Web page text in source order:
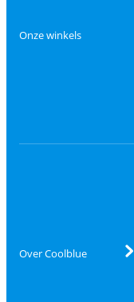
Onze winkels
Over Coolblue